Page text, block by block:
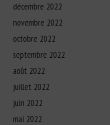
décembre 2022
novembre 2022
octobre 2022
septembre 2022
août 2022
juillet 2022
juin 2022
mai 2022